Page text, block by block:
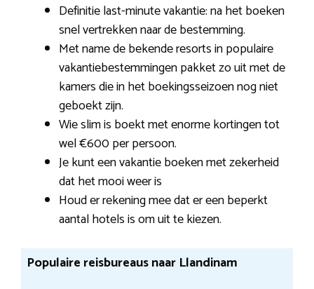
Definitie last-minute vakantie: na het boeken
snel vertrekken naar de bestemming.
Met name de bekende resorts in populaire
vakantiebestemmingen pakket zo uit met de
kamers die in het boekingsseizoen nog niet
geboekt zijn.
Wie slim is boekt met enorme kortingen tot
wel €600 per persoon.
Je kunt een vakantie boeken met zekerheid
dat het mooi weer is
Houd er rekening mee dat er een beperkt
aantal hotels is om uit te kiezen.
Populaire reisbureaus naar Llandinam